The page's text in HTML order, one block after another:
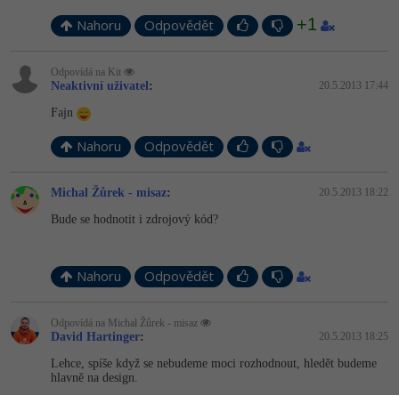
Nahoru Odpovědět +1
Odpovídá na Kit
Neaktivní uživatel: 20.5.2013 17:44
Fajn
Nahoru Odpovědět
Michal Žůrek - misaz: 20.5.2013 18:22
Bude se hodnotit i zdrojový kód?
Nahoru Odpovědět
Odpovídá na Michal Žůrek - misaz
David Hartinger: 20.5.2013 18:25
Lehce, spíše když se nebudeme moci rozhodnout, hledět budeme
hlavně na design.